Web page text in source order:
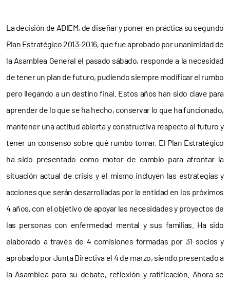
La decisión de ADIEM, de diseñar y poner en práctica su segundo
Plan Estratégico 2013-2016, que fue aprobado por unanimidad de
la Asamblea General el pasado sábado, responde a la necesidad
de tener un plan de futuro, pudiendo siempre modificar el rumbo
pero llegando a un destino final. Estos años han sido clave para
aprender de lo que se ha hecho, conservar lo que ha funcionado,
mantener una actitud abierta y constructiva respecto al futuro y
tener un consenso sobre qué rumbo tomar. El Plan Estratégico
ha sido presentado como motor de cambio para afrontar la
situación actual de crisis y el mismo incluyen las estrategias y
acciones que serán desarrolladas por la entidad en los próximos
4 años, con el objetivo de apoyar las necesidades y proyectos de
las personas con enfermedad mental y sus familias. Ha sido
elaborado a través de 4 comisiones formadas por 31 socios y
aprobado por Junta Directiva el 4 de marzo, siendo presentado a
la Asamblea para su debate, reflexión y ratificación. Ahora se